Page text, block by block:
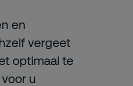
en
vergeet
optimaal te
u